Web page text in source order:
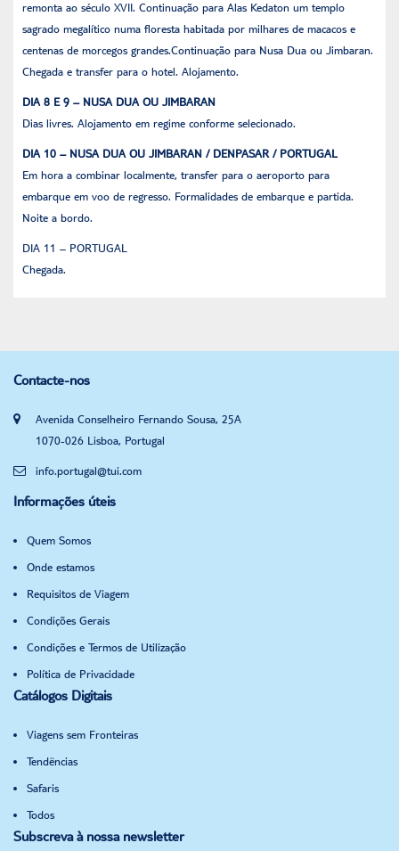
remonta ao século XVII. Continuação para Alas Kedaton um templo
sagrado megalítico numa floresta habitada por milhares de macacos e
centenas de morcegos grandes.Continuação para Nusa Dua ou Jimbaran.
Chegada e transfer para o hotel. Alojamento.
DIA 8 E 9 – NUSA DUA OU JIMBARAN
Dias livres. Alojamento em regime conforme selecionado.
DIA 10 – NUSA DUA OU JIMBARAN / DENPASAR / PORTUGAL
Em hora a combinar localmente, transfer para o aeroporto para
embarque em voo de regresso. Formalidades de embarque e partida.
Noite a bordo.
DIA 11 – PORTUGAL
Chegada.
Contacte-nos
Avenida Conselheiro Fernando Sousa, 25A
1070-026 Lisboa, Portugal
info.portugal@tui.com
Informações úteis
Quem Somos
Onde estamos
Requisitos de Viagem
Condições Gerais
Condições e Termos de Utilização
Política de Privacidade
Catálogos Digitais
Viagens sem Fronteiras
Tendências
Safaris
Todos
Subscreva à nossa newsletter